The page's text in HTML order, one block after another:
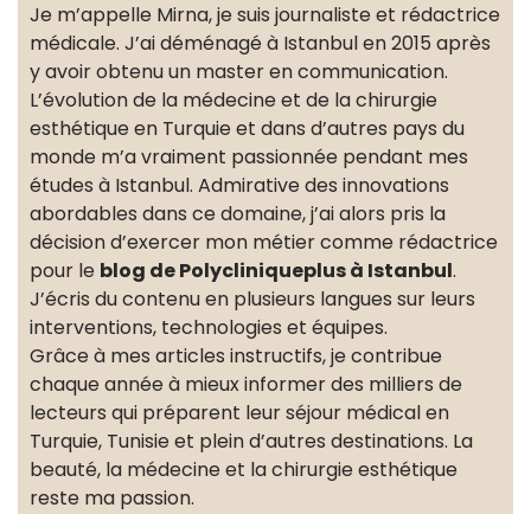
Je m’appelle Mirna, je suis journaliste et rédactrice
médicale. J’ai déménagé à Istanbul en 2015 après
y avoir obtenu un master en communication.
L’évolution de la médecine et de la chirurgie
esthétique en Turquie et dans d’autres pays du
monde m’a vraiment passionnée pendant mes
études à Istanbul. Admirative des innovations
abordables dans ce domaine, j’ai alors pris la
décision d’exercer mon métier comme rédactrice
pour le blog de Polycliniqueplus à Istanbul.
J’écris du contenu en plusieurs langues sur leurs
interventions, technologies et équipes.
Grâce à mes articles instructifs, je contribue
chaque année à mieux informer des milliers de
lecteurs qui préparent leur séjour médical en
Turquie, Tunisie et plein d’autres destinations. La
beauté, la médecine et la chirurgie esthétique
reste ma passion.